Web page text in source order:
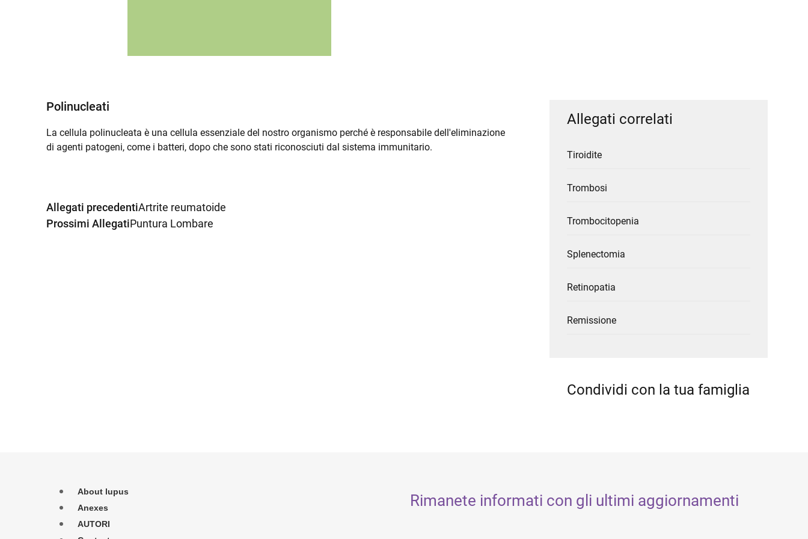
Polinucleati
La cellula polinucleata è una cellula essenziale del nostro organismo perché è responsabile dell'eliminazione
di agenti patogeni, come i batteri, dopo che sono stati riconosciuti dal sistema immunitario.
Allegati precedentiArtrite reumatoide
Prossimi AllegatiPuntura Lombare
Allegati correlati
Tiroidite
Trombosi
Trombocitopenia
Splenectomia
Retinopatia
Remissione
Condividi con la tua famiglia
About lupus
Anexes
AUTORI
Rimanete informati con gli ultimi aggiornamenti